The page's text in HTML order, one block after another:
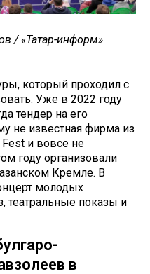
/ «Татар-информ»
который проходил с
Уже в 2022 году
тендер на его
не известная фирма из
и вовсе не
году организовали
Кремле. В
молодых
театральные показы и
в